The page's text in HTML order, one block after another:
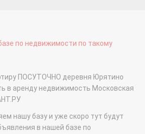
по недвижимости по такому
ПОСУТОЧНО деревня Юрятино
в аренду недвижимость Московская
нашу базу и уже скоро тут будут
в нашей базе по